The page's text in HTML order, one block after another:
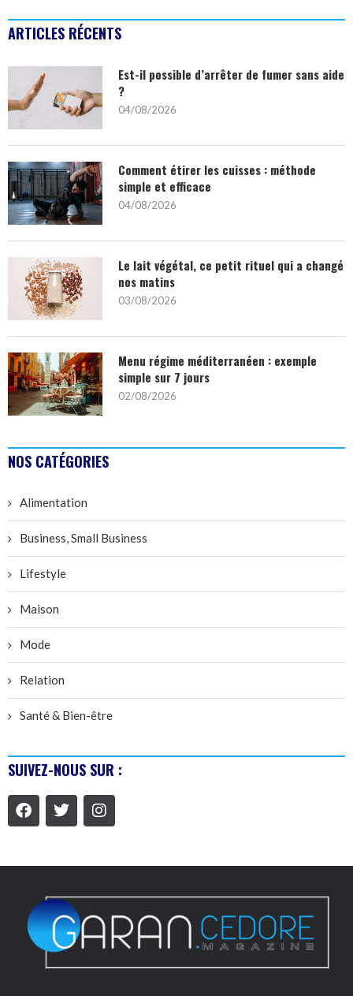
ARTICLES RÉCENTS
Est-il possible d’arrêter de fumer sans aide
?
04/08/2026
Comment étirer les cuisses : méthode
simple et efficace
04/08/2026
Le lait végétal, ce petit rituel qui a changé
nos matins
03/08/2026
Menu régime méditerranéen : exemple
simple sur 7 jours
02/08/2026
NOS CATÉGORIES
Alimentation
Business, Small Business
Lifestyle
Maison
Mode
Relation
Santé & Bien-être
SUIVEZ-NOUS SUR :